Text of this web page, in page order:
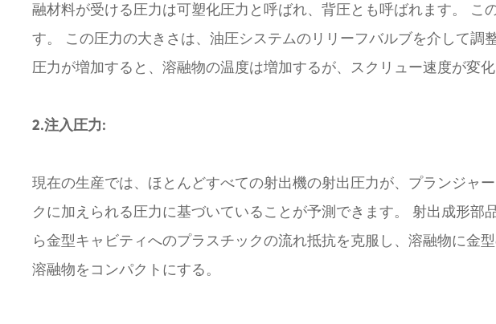
融材料が受ける圧力は可塑化圧力と呼ばれ、背圧とも呼ばれます。 こ
す。 この圧力の大きさは、油圧システムのリリーフバルブを介して調
圧力が増加すると、溶融物の温度は増加するが、スクリュー速度が変
2.注入圧力:
現在の生産では、ほとんどすべての射出機の射出圧力が、プランジャ
クに加えられる圧力に基づいていることが予測できます。 射出成形部
ら金型キャビティへのプラスチックの流れ抵抗を克服し、溶融物に金
溶融物をコンパクトにする。